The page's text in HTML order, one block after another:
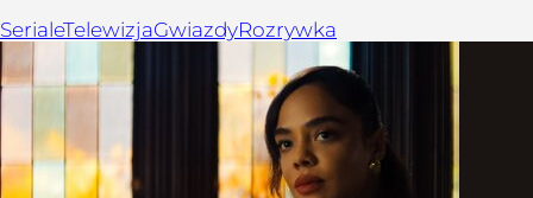
SerialeTelewizjaGwiazdyRozrywka